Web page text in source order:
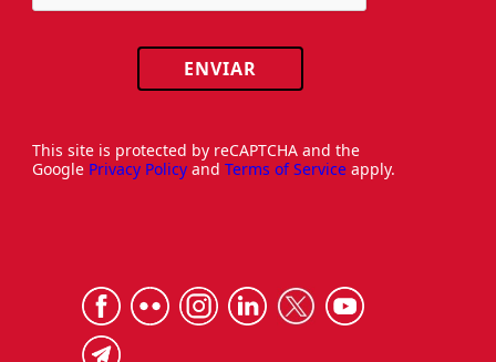
ENVIAR
This site is protected by reCAPTCHA and the
Google Privacy Policy and Terms of Service apply.